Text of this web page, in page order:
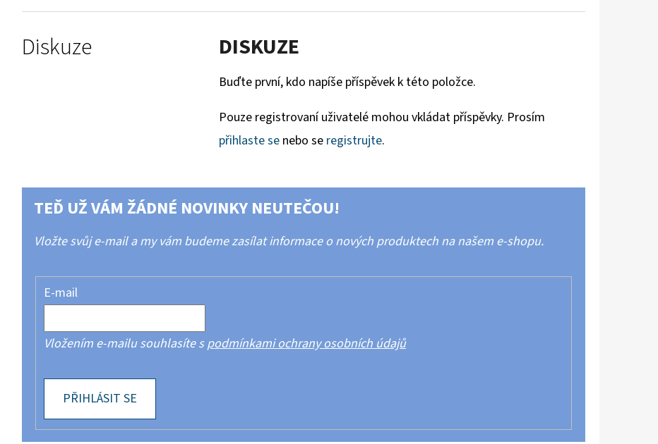
Diskuze DISKUZE
Buďte první, kdo napíše příspěvek k této položce.
Pouze registrovaní uživatelé mohou vkládat příspěvky. Prosím
přihlaste se nebo se registrujte.
TEĎ UŽ VÁM ŽÁDNÉ NOVINKY NEUTEČOU!
Vložte svůj e-mail a my vám budeme zasílat informace o nových produktech na našem e-shopu.
E-mail
Vložením e-mailu souhlasíte spodmínkami ochrany osobních údajů
PŘIHLÁSIT SE